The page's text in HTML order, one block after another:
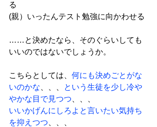
る
(親）いったんテスト勉強に向かわせる
……と決めたなら、そのぐらいしても
いいのではないでしょうか。
こちらとしては、 何にも決めごとがな
いのかな
という生徒を少し冷や
やかな目で見つつ
いいかげんにしろよと言いたい気持ち
を抑えつつ